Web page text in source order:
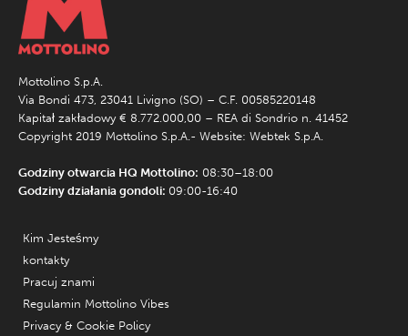
Mottolino S.p.A.
Via Bondi 473, 23041 Livigno (SO) – C.F. 00585220148
Kapitał zakładowy € 8.772.000,00 – REA di Sondrio n. 41452
Copyright 2019 Mottolino S.p.A.- Website: Webtek S.p.A.
Godziny otwarcia HQ Mottolino: 08:30–18:00
Godziny działania gondoli: 09:00-16:40
Kim Jesteśmy
kontakty
Pracuj znami
Regulamin Mottolino Vibes
Privacy & Cookie Policy